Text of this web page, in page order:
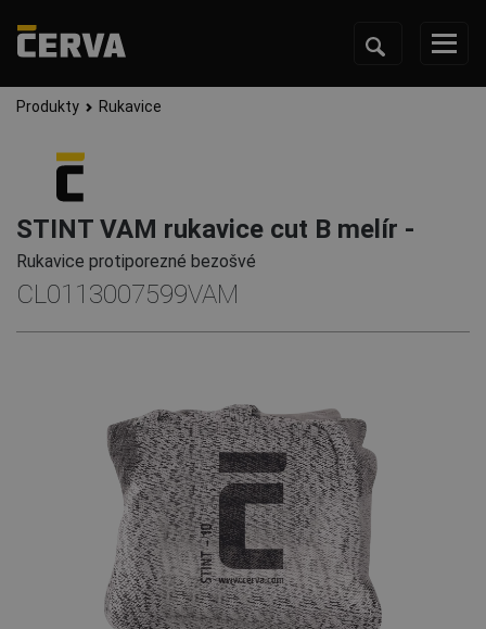
Produkty Rukavice
STINT VAM rukavice cut B melír -
Rukavice protiporezné bezošvé
CL0113007599VAM